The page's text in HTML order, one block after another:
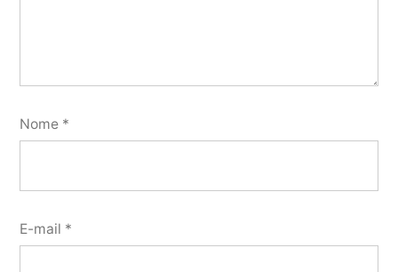
Nome *
E-mail *